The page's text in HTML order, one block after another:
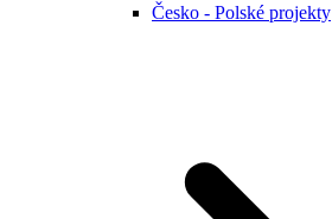
Česko - Polské projekty